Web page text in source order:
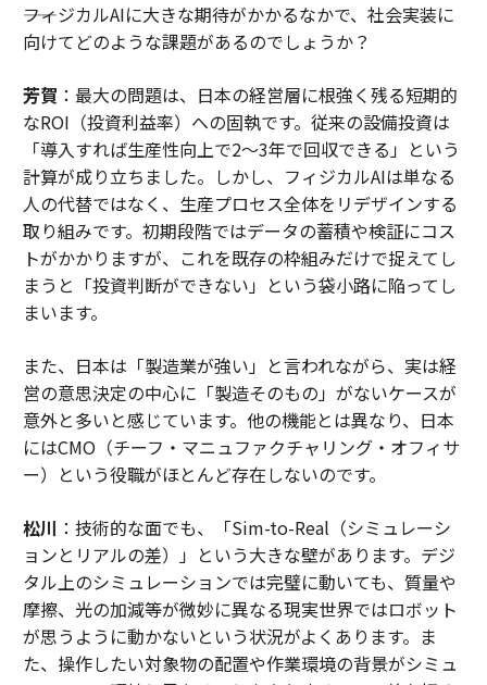
――フィジカルAIに大きな期待がかかるなかで、社会実装に
向けてどのような課題があるのでしょうか？
芳賀 ：最大の問題は、日本の経営層に根強く残る短期的
なROI（投資利益率）への固執です。従来の設備投資は
「導入すれば生産性向上で2〜3年で回収できる」という
計算が成り立ちました。しかし、フィジカルAIは単なる
人の代替ではなく、生産プロセス全体をリデザインする
取り組みです。初期段階ではデータの蓄積や検証にコス
トがかかりますが、これを既存の枠組みだけで捉えてし
まうと「投資判断ができない」という袋小路に陥ってし
まいます。
また、日本は「製造業が強い」と言われながら、実は経
営の意思決定の中心に「製造そのもの」がないケースが
意外と多いと感じています。他の機能とは異なり、日本
にはCMO（チーフ・マニュファクチャリング・オフィサ
ー）という役職がほとんど存在しないのです。
松川 ：技術的な面でも、「Sim-to-Real（シミュレーシ
ョンとリアルの差）」という大きな壁があります。デジ
タル上のシミュレーションでは完璧に動いても、質量や
摩擦、光の加減等が微妙に異なる現実世界ではロボット
が思うように動かないという状況がよくあります。ま
た、操作したい対象物の配置や作業環境の背景がシミュ